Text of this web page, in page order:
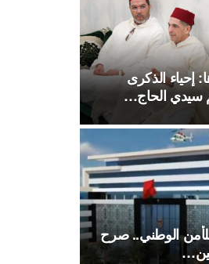
إحياء الذكرى
سيدي الحاج…
الوطني.. صرح